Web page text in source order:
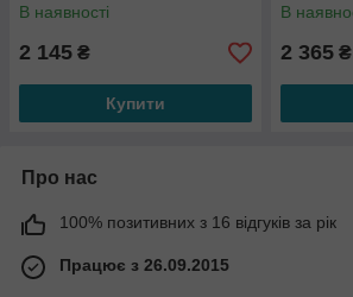
болти
В наявності
2 145 ₴
Купити
болти
В
2 365 ₴
Про нас
100% позитивних з 16 відгуків за рік
Працює з 26.09.2015